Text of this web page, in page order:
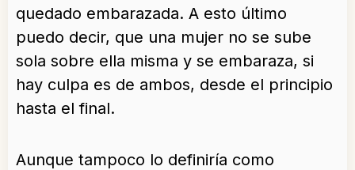
quedado embarazada. A esto último
puedo decir, que una mujer no se sube
sola sobre ella misma y se embaraza, si
hay culpa es de ambos, desde el principio
hasta el final.
Aunque tampoco lo definiría como